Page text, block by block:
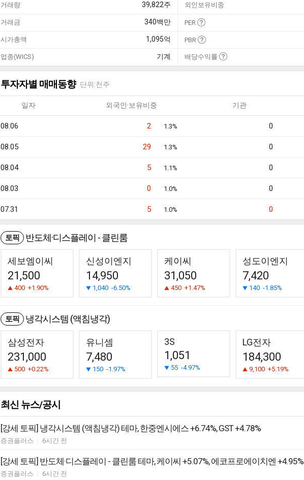
거래량 39,822주 외인보유비중
거래금 340백만 PER
시가총액 1,095억 PBR
업종(WICS) 기계 배당수익률
투자자별 매매동향 단위:천주
일자 외국인·보유비중 기관
08.06 2 1.3% 0
08.05 29 1.3% 0
08.04 5 1.1% 0
08.03 0 1.0% 0
07.31 5 1.0% 0
토픽 반도체·디스플레이 - 클린룸
세보엠이씨
21,500
400 +1.90%
신성이엔지
14,950
1,040 -6.50%
케이씨
31,050
450 +1.47%
성도이엔지
7,420
140 -1.85%
토픽 냉각시스템 (액침냉각)
삼성전자
231,000
500 +0.22%
유니셈
7,480
150 -1.97%
3S
1,051
55 -4.97%
LG전자
184,300
9,100 +5.19%
최신 뉴스/공시
[강세 토픽] 냉각시스템 (액침냉각) 테마, 한중엔시에스 +6.74%, GST +4.78%
증권플러스 6시간 전
[강세 토픽] 반도체·디스플레이 - 클린룸 테마, 케이씨 +5.07%, 에코프로에이치엔 +4.95%
증권플러스 6시간 전